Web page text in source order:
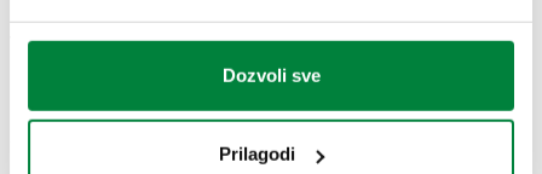
Dozvoli sve
Prilagodi
Tekst tendera
CALEFFI, 551805, DISCALSLIM. Odstranjivač vazduha.
položaju. Sa sigurnosnim higroskopskim čepom. Priključak:
c0f656af-bb04-40e6-be4f-